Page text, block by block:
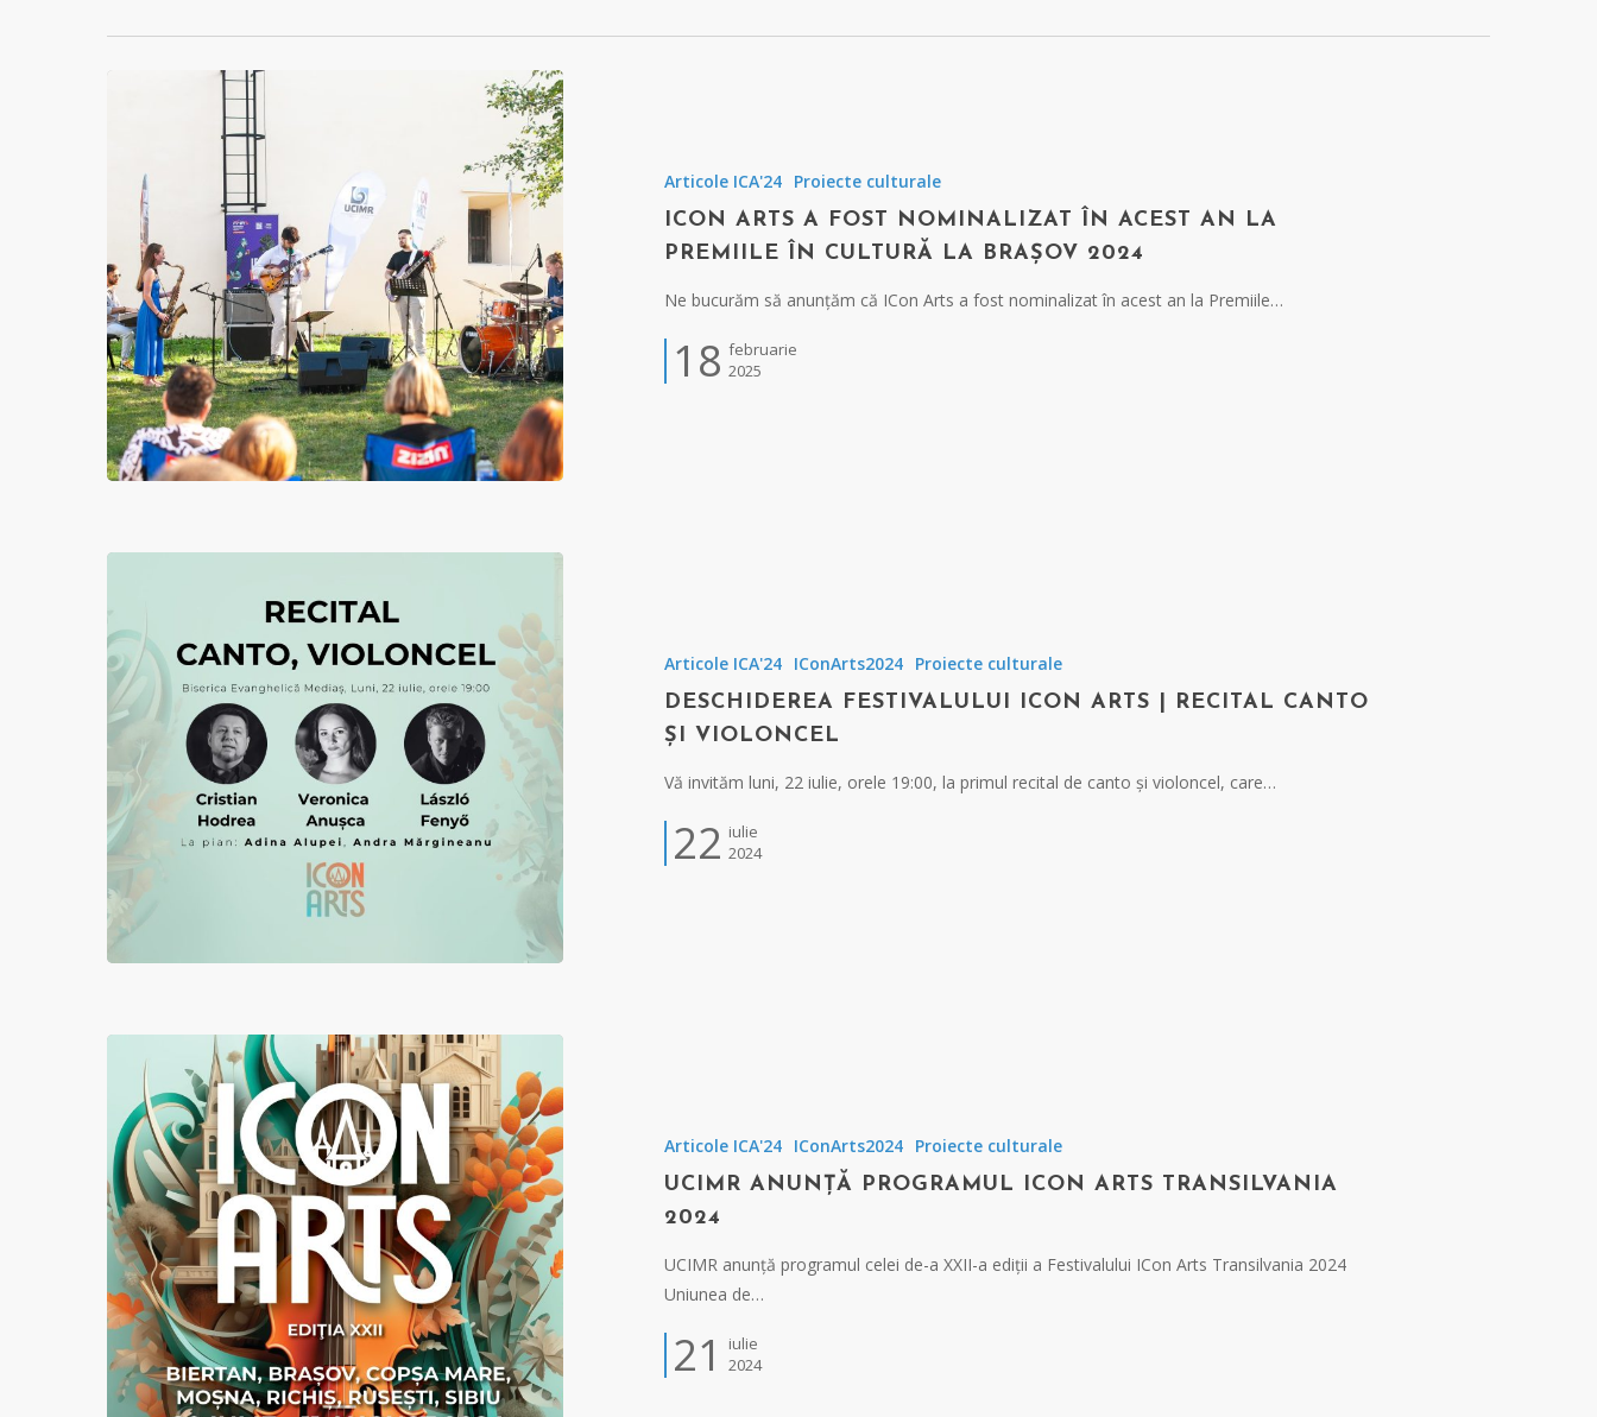
Articole ICA'24 Proiecte culturale
ICON ARTS A FOST NOMINALIZAT ÎN ACEST AN LA
PREMIILE ÎN CULTURĂ LA BRAȘOV 2024
Ne bucurăm să anunțăm că ICon Arts a fost nominalizat în acest an la Premiile…
18 februarie
2025
Articole ICA'24 IConArts2024 Proiecte culturale
DESCHIDEREA FESTIVALULUI ICON ARTS | RECITAL CANTO
ȘI VIOLONCEL
Vă invităm luni, 22 iulie, orele 19:00, la primul recital de canto și violoncel, care…
22 iulie
2024
Articole ICA'24 IConArts2024 Proiecte culturale
UCIMR ANUNȚĂ PROGRAMUL ICON ARTS TRANSILVANIA
2024
UCIMR anunță programul celei de-a XXII-a ediții a Festivalului ICon Arts Transilvania 2024
Uniunea de…
21
iulie
2024